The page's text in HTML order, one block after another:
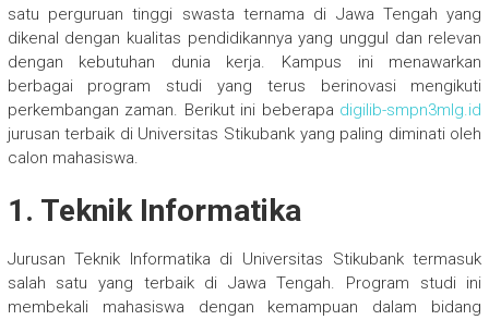
satu perguruan tinggi swasta ternama di Jawa Tengah yang
dikenal dengan kualitas pendidikannya yang unggul dan relevan
dengan kebutuhan dunia kerja. Kampus ini menawarkan
berbagai program studi yang terus berinovasi mengikuti
perkembangan zaman. Berikut ini beberapa digilib-smpn3mlg.id
jurusan terbaik di Universitas Stikubank yang paling diminati oleh
calon mahasiswa.
1. Teknik Informatika
Jurusan Teknik Informatika di Universitas Stikubank termasuk
salah satu yang terbaik di Jawa Tengah. Program studi ini
membekali mahasiswa dengan kemampuan dalam bidang